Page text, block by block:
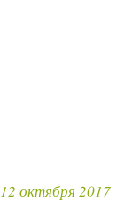
12 октября 2017